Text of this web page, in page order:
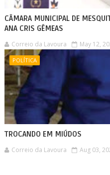
CÂMARA MUNICIPAL DE
ANA CRIS GÊMEAS
Correio da Lavoura May 12,
POLÍTICA
TROCANDO EM MIÚDOS
Correio da Lavoura Aug 03,